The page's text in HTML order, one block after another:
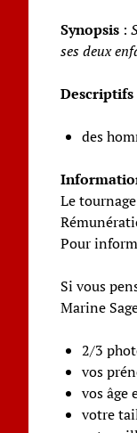
Synopsis:
ses deux
Descriptifs
des
Le
Pour
Si vous
Marine
2/3
vos
vos âge
votre